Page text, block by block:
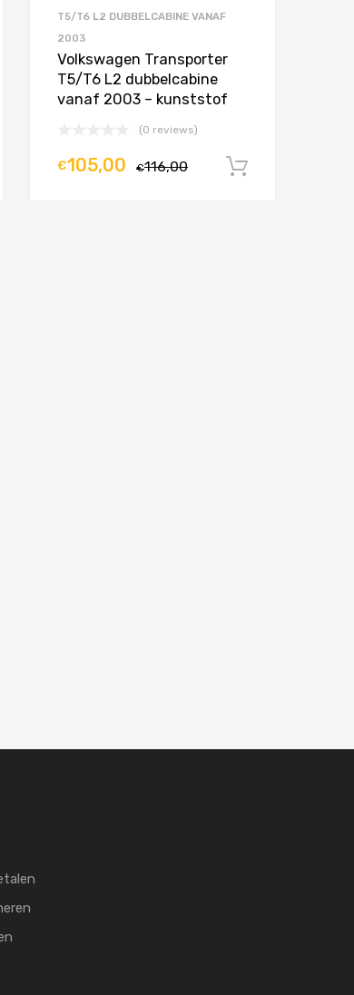
In winkelwagen
T5/T6 L2 DUBBELCABINE VANAF
2003
Volkswagen Transporter
T5/T6 L2 dubbelcabine
vanaf 2003 – kunststof
(0 reviews)
€116,00
€105,00